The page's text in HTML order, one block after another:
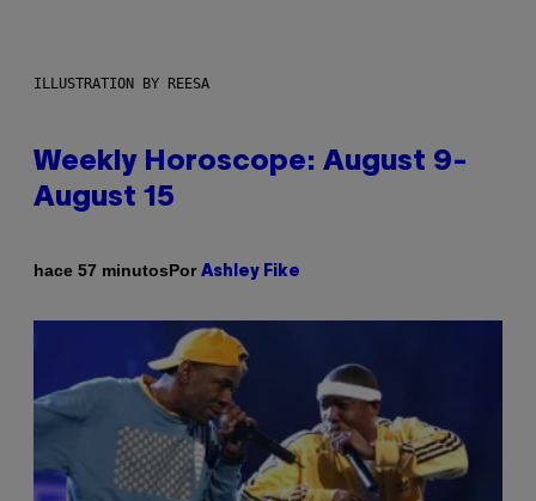
ILLUSTRATION BY REESA
Weekly Horoscope: August 9-
August 15
hace 57 minutosPor Ashley Fike